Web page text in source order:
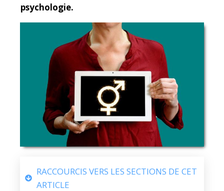
psychologie.
RACCOURCIS VERS LES SECTIONS DE CET
ARTICLE